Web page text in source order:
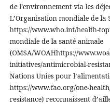
de l’environnement via les
L’Organisation mondiale de la
https://www.who.int/health-
mondiale de la santé animale
(OMSA/WOAHhttps://
initiatives/antimicrobial-
Nations Unies pour
https://www.fao.org/one-
resistance) reconnaissent